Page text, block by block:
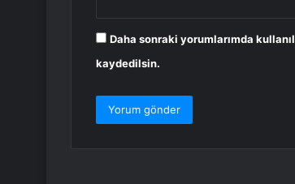
Daha sonraki yorumlarımda
kaydedilsin.